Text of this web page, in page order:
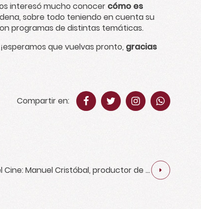
interesó mucho conocer cómo es
sobre todo teniendo en cuenta su
programas de distintas temáticas.
que vuelvas pronto, gracias
Compartir en:
Cine: Manuel Cristóbal, productor de El